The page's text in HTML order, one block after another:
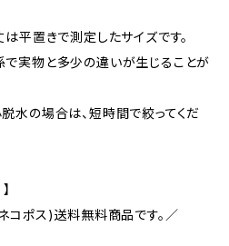
平置きで測定したサイズです。
実物と多少の違いが生じることが
水の場合は、短時間で絞ってくだ
コポス)送料無料商品です。／